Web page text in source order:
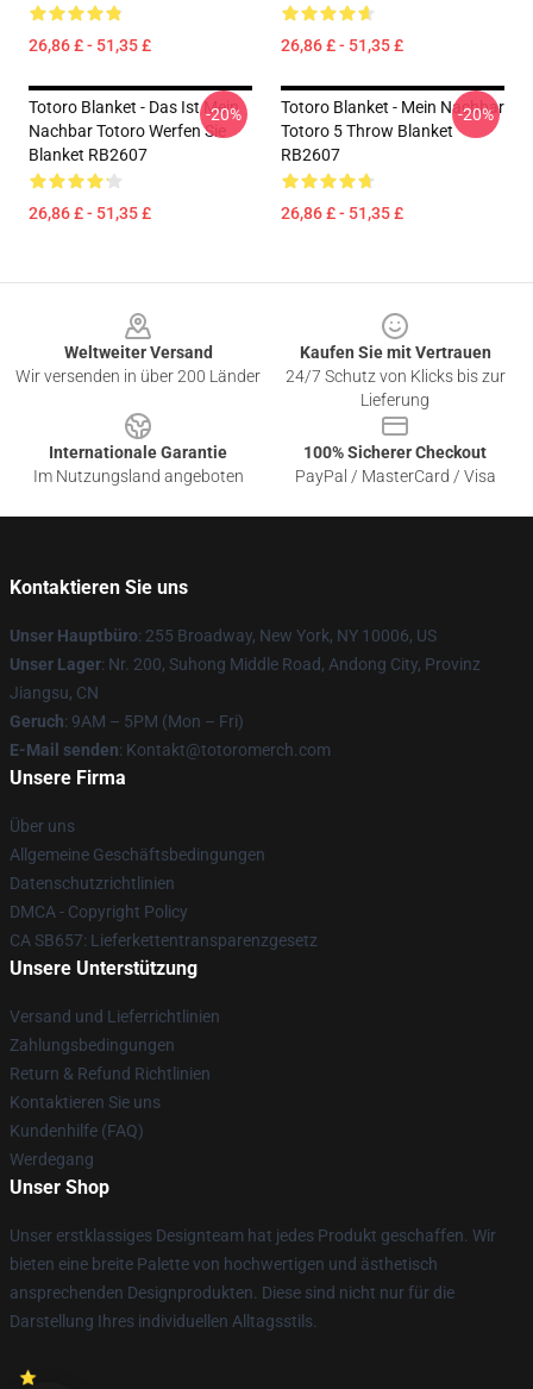
26,86 £ - 51,35 £ 26,86 £ - 51,35 £
Totoro Blanket - Das Ist Mein
Nachbar Totoro Werfen Sie
Blanket RB2607
26,86 £ - 51,35 £
-20%
Totoro Blanket - Mein Nachbar
Totoro 5 Throw Blanket
RB2607
26,86 £ - 51,35 £
-20%
Weltweiter Versand
Wir versenden in über 200 Länder
Kaufen Sie mit Vertrauen
24/7 Schutz von Klicks bis zur
Lieferung
Internationale Garantie
Im Nutzungsland angeboten
100% Sicherer Checkout
PayPal / MasterCard / Visa
Kontaktieren Sie uns
Unser Hauptbüro: 255 Broadway, New York, NY 10006, US
Unser Lager: Nr. 200, Suhong Middle Road, Andong City, Provinz
Jiangsu, CN
Geruch: 9AM – 5PM (Mon – Fri)
E-Mail senden: Kontakt@totoromerch.com
Unsere Firma
Über uns
Allgemeine Geschäftsbedingungen
Datenschutzrichtlinien
DMCA - Copyright Policy
CA SB657: Lieferkettentransparenzgesetz
Unsere Unterstützung
Versand und Lieferrichtlinien
Zahlungsbedingungen
Return & Refund Richtlinien
Kontaktieren Sie uns
Kundenhilfe (FAQ)
Werdegang
Unser Shop
Unser erstklassiges Designteam hat jedes Produkt geschaffen. Wir
bieten eine breite Palette von hochwertigen und ästhetisch
ansprechenden Designprodukten. Diese sind nicht nur für die
Darstellung Ihres individuellen Alltagsstils.